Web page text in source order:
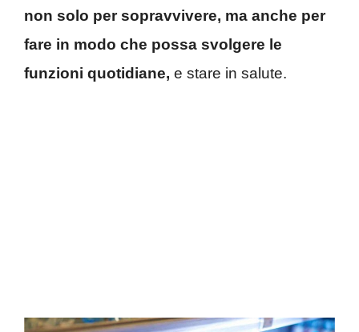
non solo per sopravvivere, ma anche per
fare in modo che possa svolgere le
funzioni quotidiane, e stare in salute.